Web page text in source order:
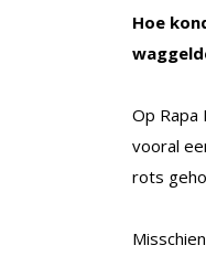
Hoe
Op Rapa
vooral
rots